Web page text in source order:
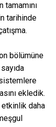
tamamını
tarihinde
bölümüne
ekledik.
etkinlik daha